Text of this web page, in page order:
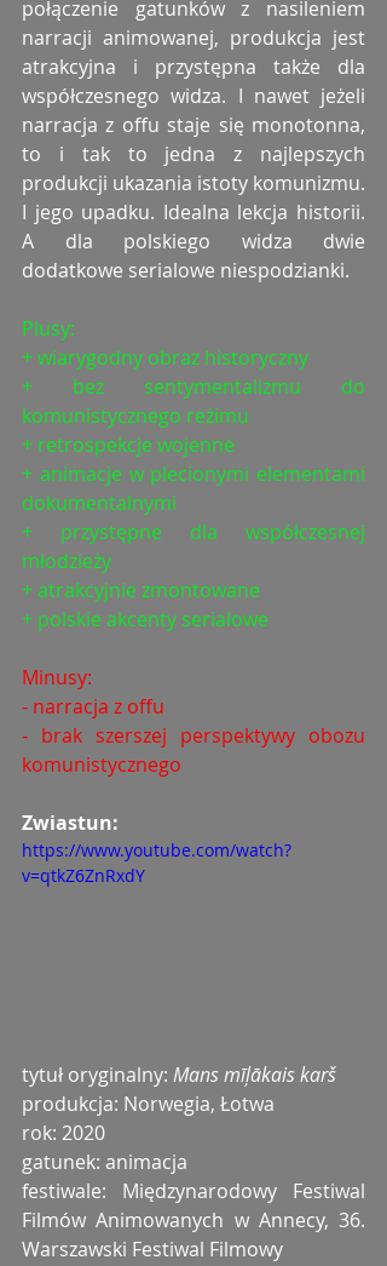
połączenie gatunków z nasileniem
narracji animowanej, produkcja jest
atrakcyjna i przystępna także dla
współczesnego widza. I nawet jeżeli
narracja z offu staje się monotonna,
to i tak to jedna z najlepszych
produkcji ukazania istoty komunizmu.
I jego upadku. Idealna lekcja historii.
A dla polskiego widza dwie
dodatkowe serialowe niespodzianki.
Plusy:
+ wiarygodny obraz historyczny
+ bez sentymentalizmu do
komunistycznego reżimu
+ retrospekcje wojenne
+ animacje w plecionymi elementami
dokumentalnymi
+ przystępne dla współczesnej
młodzieży
+ atrakcyjnie zmontowane
+ polskie akcenty serialowe
Minusy:
- narracja z offu
- brak szerszej perspektywy obozu
komunistycznego
Zwiastun:
https://www.youtube.com/watch?
v=qtkZ6ZnRxdY
tytuł oryginalny: Mans mīļākais karš
produkcja: Norwegia, Łotwa
rok: 2020
gatunek: animacja
festiwale: Międzynarodowy Festiwal
Filmów Animowanych w Annecy, 36.
Warszawski Festiwal Filmowy